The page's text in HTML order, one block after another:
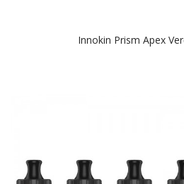
Innokin Prism Apex